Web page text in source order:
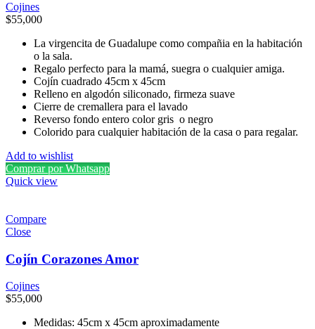
correas
para
relojes
inteligentes
que
combinan
perfectamente
con
tu
personalidad
estilo
vida.
Descubre
diseños
únicos
Cojines
$55,000
La virgencita de Guadalupe como compañia en la habitación
o la sala.
Regalo perfecto para la mamá, suegra o cualquier amiga.
Cojín cuadrado 45cm x 45cm
Relleno en algodón siliconado, firmeza suave
Cierre de cremallera para el lavado
Reverso fondo entero color gris o negro
Colorido para cualquier habitación de la casa o para regalar.
Add to wishlist
Comprar por Whatsapp
Quick view
Compare
Close
Cojín Corazones Amor
Cojines
$55,000
Medidas: 45cm x 45cm aproximadamente